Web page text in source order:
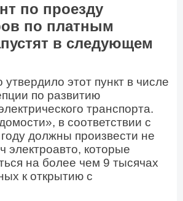
по проезду
по платным
в следующем
утвердило этот пункт в числе
по развитию
транспорта.
в соответствии с
должны произвести не
электроавто, которые
на более чем 9 тысячах
к открытию с